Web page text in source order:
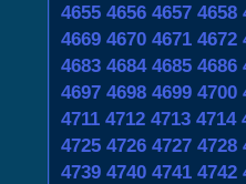
4655 4656 4657 4658
4669 4670 4671 4672
4683 4684 4685 4686
4697 4698 4699 4700
4711 4712 4713 4714
4725 4726 4727 4728
4739 4740 4741 4742